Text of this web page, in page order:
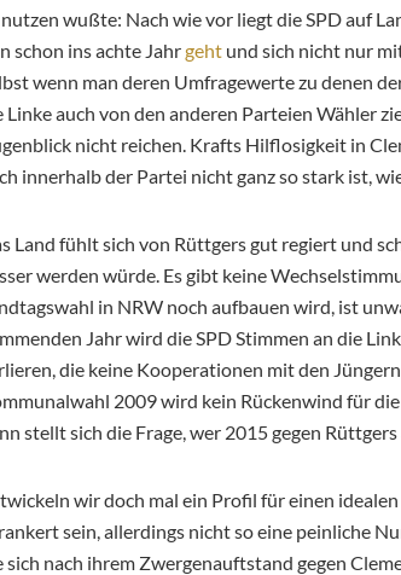
wußte: Nach wie vor liegt die SPD auf
schon ins achte Jahrgeht und sich nicht nur
wenn man deren Umfragewerte zu denen
Linke auch von den anderen Parteien Wähler
nicht reichen. Krafts Hilflosigkeit in
innerhalb der Partei nicht ganz so stark ist,
Land fühlt sich von Rüttgers gut regiert und
werden würde. Es gibt keine
in NRW noch aufbauen wird, ist
Jahr wird die SPD Stimmen an die
die keine Kooperationen mit den
2009 wird kein Rückenwind für
stellt sich die Frage, wer 2015 gegen
wir doch mal ein Profil für einen
sein, allerdings nicht so eine peinliche
sich nach ihrem Zwergenauftstand gegen